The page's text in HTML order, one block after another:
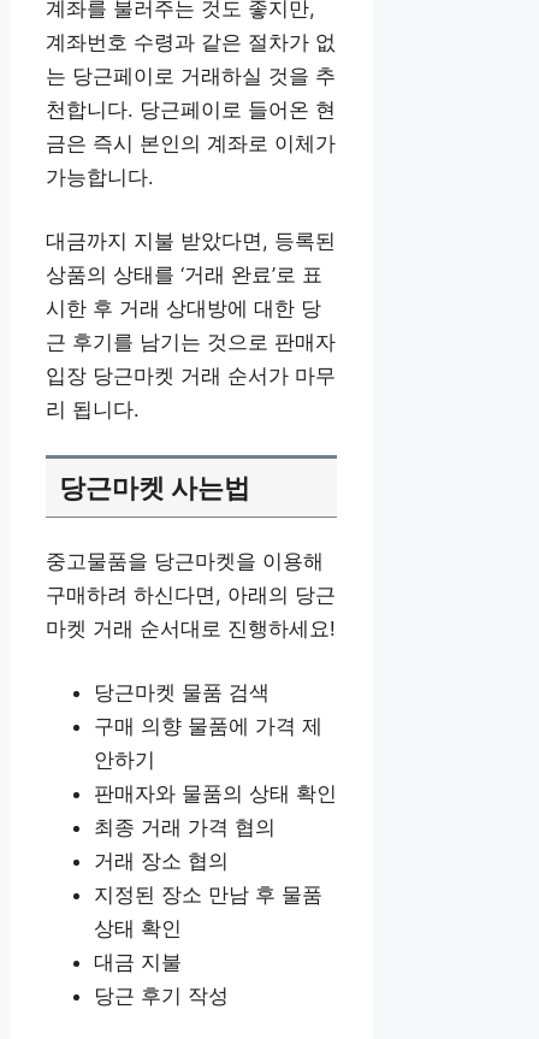
계좌를 불러주는 것도 좋지만,
계좌번호 수령과 같은 절차가 없
는 당근페이로 거래하실 것을 추
천합니다. 당근페이로 들어온 현
금은 즉시 본인의 계좌로 이체가
가능합니다.
대금까지 지불 받았다면, 등록된
상품의 상태를 ‘거래 완료’로 표
시한 후 거래 상대방에 대한 당
근 후기를 남기는 것으로 판매자
입장 당근마켓 거래 순서가 마무
리 됩니다.
당근마켓 사는법
중고물품을 당근마켓을 이용해
구매하려 하신다면, 아래의 당근
마켓 거래 순서대로 진행하세요!
당근마켓 물품 검색
구매 의향 물품에 가격 제
안하기
판매자와 물품의 상태 확인
최종 거래 가격 협의
거래 장소 협의
지정된 장소 만남 후 물품
상태 확인
대금 지불
당근 후기 작성